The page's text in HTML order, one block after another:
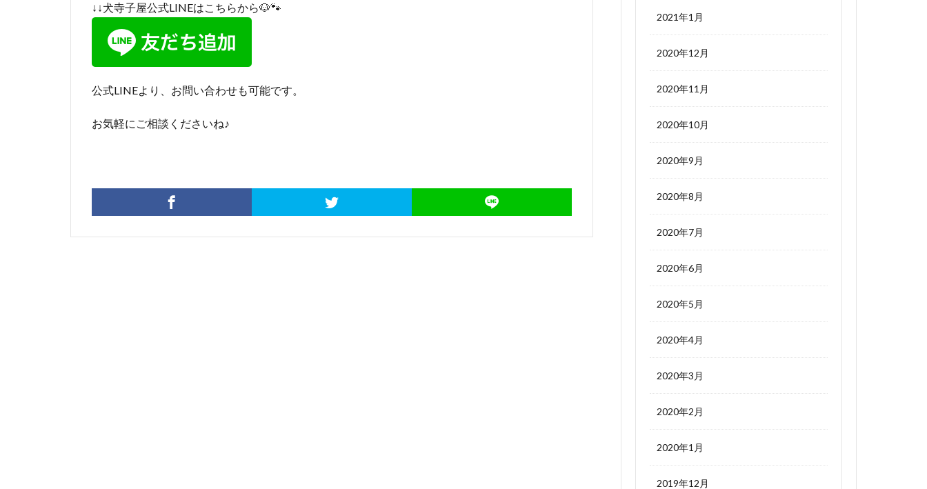
↓↓犬寺子屋公式LINEはこちらから🐶🐾
公式LINEより、お問い合わせも可能です。
お気軽にご相談くださいね♪
2021年1月
2020年12月
2020年11月
2020年10月
2020年9月
2020年8月
2020年7月
2020年6月
2020年5月
2020年4月
2020年3月
2020年2月
2020年1月
2019年12月